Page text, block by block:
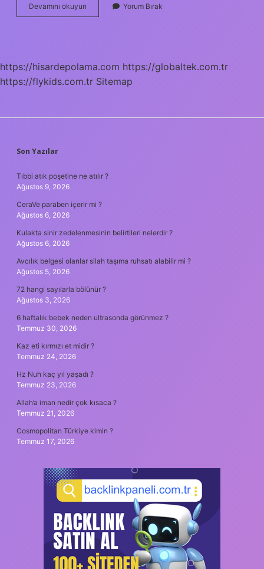
Devamını okuyun
Erkek
Yorum Bırak
https://hisardepolama.com https://globaltek.com.tr
https://flykids.com.tr Sitemap
SIDEBAR
Son Yazılar
Tıbbi atık poşetine ne atılır ?
Ağustos 9, 2026
CeraVe paraben içerir mi ?
Ağustos 6, 2026
Kulakta sinir zedelenmesinin belirtileri nelerdir ?
Ağustos 6, 2026
Avcılık belgesi olanlar silah taşıma ruhsatı alabilir mi ?
Ağustos 5, 2026
72 hangi sayılarla bölünür ?
Ağustos 3, 2026
6 haftalık bebek neden ultrasonda görünmez ?
Temmuz 30, 2026
Kaz eti kırmızı et midir ?
Temmuz 24, 2026
Hz Nuh kaç yıl yaşadı ?
Temmuz 23, 2026
Allah’a iman nedir çok kısaca ?
Temmuz 21, 2026
Cosmopolitan Türkiye kimin ?
Temmuz 17, 2026